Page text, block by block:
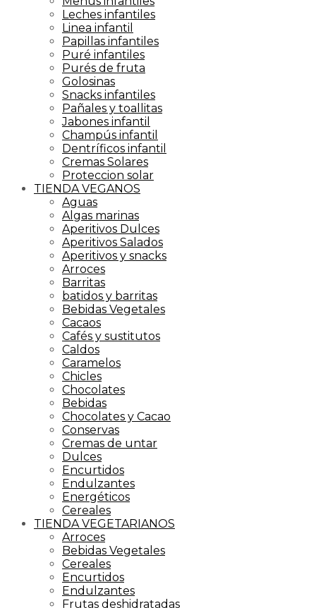
Leches infantiles
Linea infantil
Papillas infantiles
Puré infantiles
Purés de fruta
Golosinas
Snacks infantiles
Pañales y toallitas
Jabones infantil
Champús infantil
Dentríficos infantil
Cremas Solares
Proteccion solar
TIENDA VEGANOS
Aguas
Algas marinas
Aperitivos Dulces
Aperitivos Salados
Aperitivos y snacks
Arroces
Barritas
batidos y barritas
Bebidas Vegetales
Cacaos
Cafés y sustitutos
Caldos
Caramelos
Chicles
Chocolates
Bebidas
Chocolates y Cacao
Conservas
Cremas de untar
Dulces
Encurtidos
Endulzantes
Energéticos
Cereales
TIENDA VEGETARIANOS
Arroces
Bebidas Vegetales
Cereales
Encurtidos
Endulzantes
Frutas deshidratadas